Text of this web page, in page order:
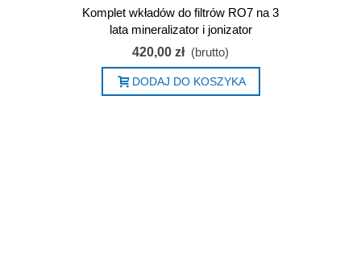
Komplet wkładów do filtrów RO7 na 3
lata mineralizator i jonizator
420,00 zł (brutto)
DODAJ DO KOSZYKA